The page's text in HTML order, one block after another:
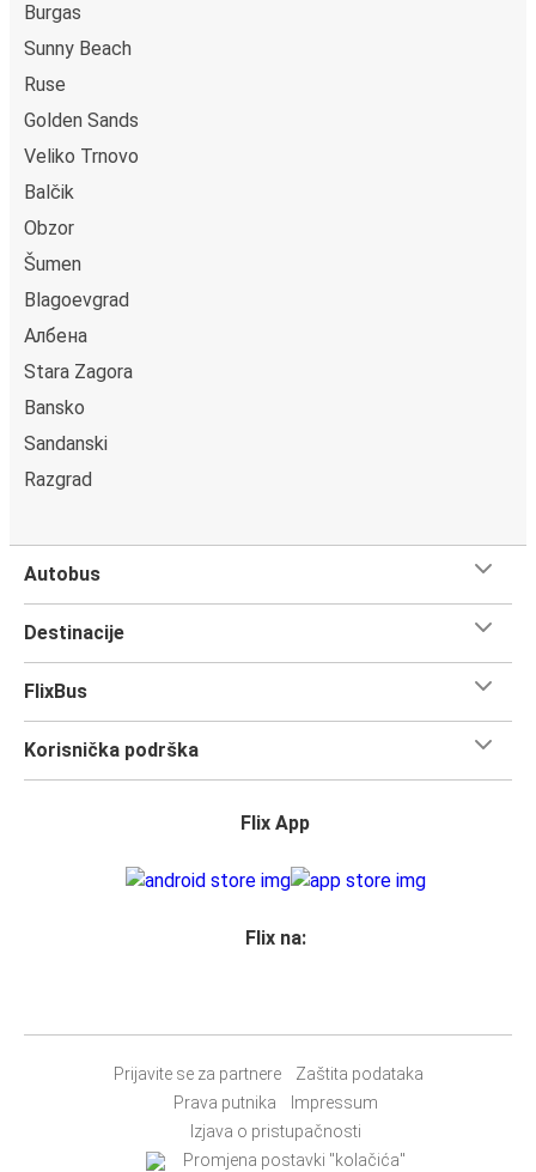
Burgas
Sunny Beach
Ruse
Golden Sands
Veliko Trnovo
Balčik
Obzor
Šumen
Blagoevgrad
Албена
Stara Zagora
Bansko
Sandanski
Razgrad
Autobus
Destinacije
FlixBus
Korisnička podrška
Flix App
Flix na:
Prijavite se za partnere
Zaštita podataka
Prava putnika
Impressum
Izjava o pristupačnosti
Promjena postavki "kolačića"